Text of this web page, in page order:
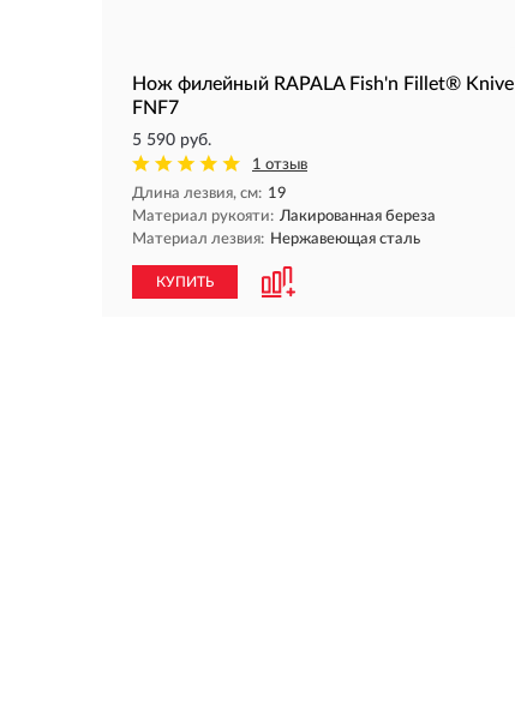
Нож филейный RAPALA Fish'n Fillet® Knive
FNF7
5 590 руб.
1 отзыв
Длина лезвия, см: 19
Материал рукояти: Лакированная береза
Материал лезвия: Нержавеющая сталь
КУПИТЬ